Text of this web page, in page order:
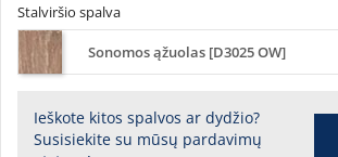
Stalviršio spalva
Sonomos ąžuolas [D3025 OW]
Ieškote kitos spalvos ar dydžio?
Susisiekite su mūsų pardavimų